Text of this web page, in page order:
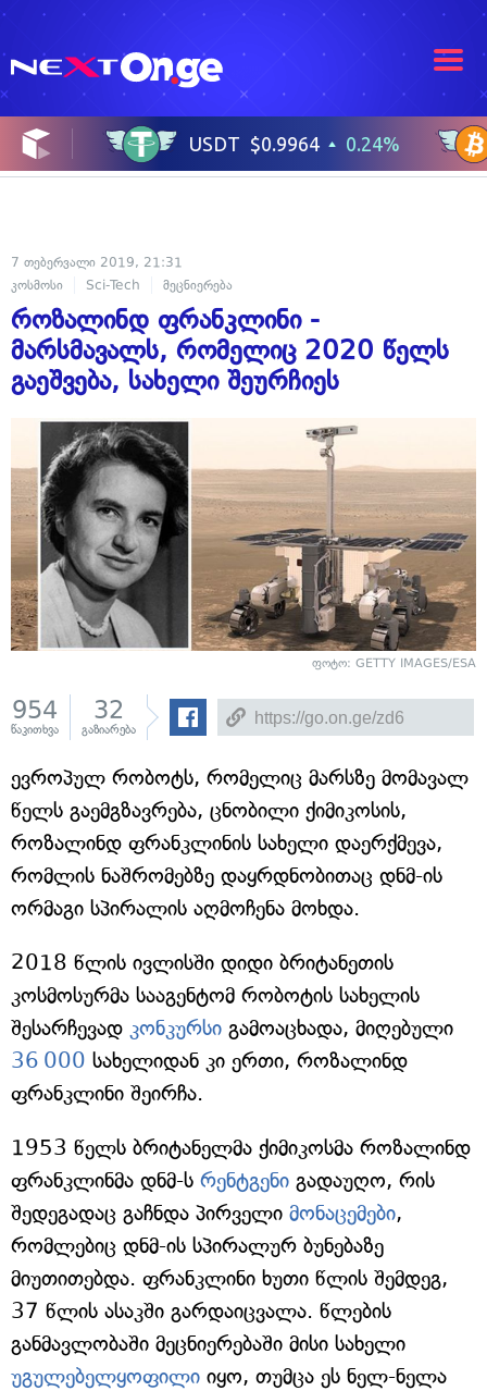
7 თებერვალი 2019, 21:31
კოსმოსი
Sci-Tech მეცნიერება
როზალინდ ფრანკლინი -
მარსმავალს, რომელიც 2020 წელს
გაეშვება, სახელი შეურჩიეს
ფოტო: GETTY IMAGES/ESA
954
წაკითხვა
32
გაზიარება
ევროპულ რობოტს, რომელიც მარსზე მომავალ
წელს გაემგზავრება, ცნობილი ქიმიკოსის,
როზალინდ ფრანკლინის სახელი დაერქმევა,
რომლის ნაშრომებზე დაყრდნობითაც დნმ-ის
ორმაგი სპირალის აღმოჩენა მოხდა.
2018 წლის ივლისში დიდი ბრიტანეთის
კოსმოსურმა სააგენტომ რობოტის სახელის
შესარჩევად კონკურსი გამოაცხადა, მიღებული
36 000 სახელიდან კი ერთი, როზალინდ
ფრანკლინი შეირჩა.
1953 წელს ბრიტანელმა ქიმიკოსმა როზალინდ
ფრანკლინმა დნმ-ს რენტგენი გადაუღო, რის
შედეგადაც გაჩნდა პირველი მონაცემები,
რომლებიც დნმ-ის სპირალურ ბუნებაზე
მიუთითებდა. ფრანკლინი ხუთი წლის შემდეგ,
37 წლის ასაკში გარდაიცვალა. წლების
განმავლობაში მეცნიერებაში მისი სახელი
უგულებელყოფილი იყო, თუმცა ეს ნელ-ნელა